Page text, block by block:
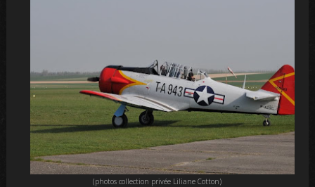
(photos collection privée Liliane Cotton)